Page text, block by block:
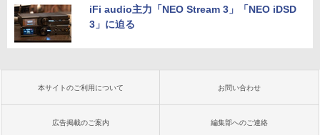
iFi audio主力「NEO Stream 3」「NEO iDSD
3」に迫る
本サイトのご利用について お問い合わせ
広告掲載のご案内 編集部へのご連絡